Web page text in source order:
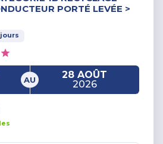
PORTÉ LEVÉE >
jours
AU
28 AOÛT
2026
s